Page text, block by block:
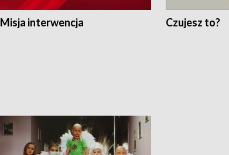
Misja interwencja Czujesz to?